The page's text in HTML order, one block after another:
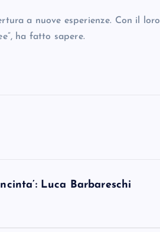
a nuove esperienze. Con il loro
ha fatto sapere.
Luca Barbareschi